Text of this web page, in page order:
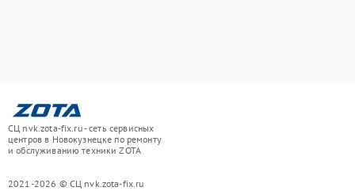
СЦ nvk.zota-fix.ru - сеть сервисных
центров в Новокузнецке по ремонту
и обслуживанию техники ZOTA
2021-2026 © СЦ nvk.zota-fix.ru